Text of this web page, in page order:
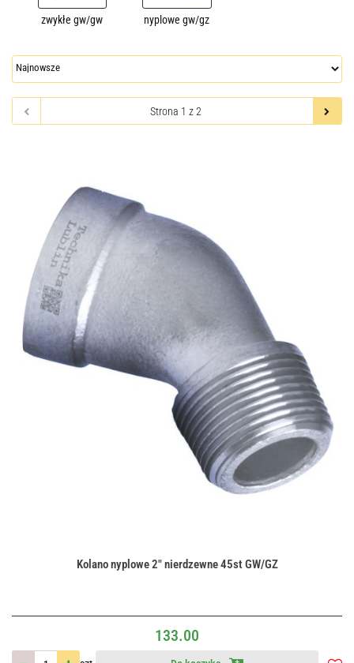
zwykłe gw/gw nyplowe gw/gz
Kolano nyplowe 2" nierdzewne 45st GW/GZ
133.00